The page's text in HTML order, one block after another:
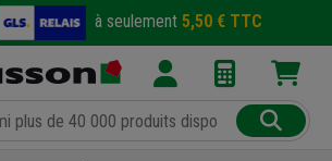
à seulement 5,50 € TTC